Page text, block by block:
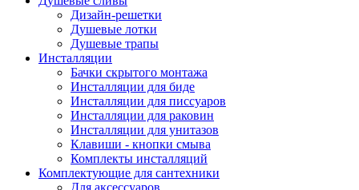
Дизайн-решетки
Душевые лотки
Душевые трапы
Инсталляции
Бачки скрытого монтажа
Инсталляции для биде
Инсталляции для писсуаров
Инсталляции для раковин
Инсталляции для унитазов
Клавиши - кнопки смыва
Комплекты инсталляций
Комплектующие для сантехники
Для аксессуаров